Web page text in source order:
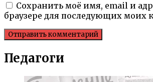
Сохранить моё имя, email и
браузере для последующих моих
Педагоги